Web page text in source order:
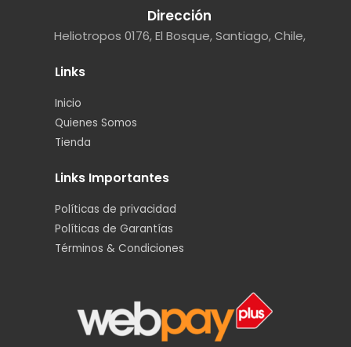
Dirección
Heliotropos 0176, El Bosque, Santiago, Chile,
Links
Inicio
Quienes Somos
Tienda
Links Importantes
Políticas de privacidad
Políticas de Garantías
Términos & Condiciones